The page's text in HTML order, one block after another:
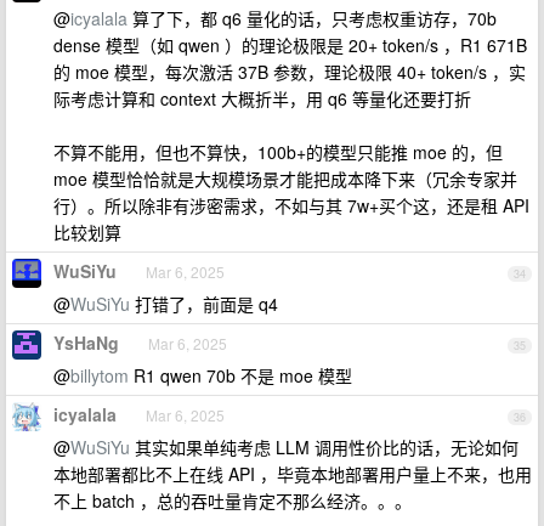
@icyalala 算了下，都 q6 量化的话，只考虑权重访存，70b
dense 模型（如 qwen ）的理论极限是 20+ token/s ，R1 671B
的 moe 模型，每次激活 37B 参数，理论极限 40+ token/s ，实
际考虑计算和 context 大概折半，用 q6 等量化还要打折
不算不能用，但也不算快，100b+的模型只能推 moe 的，但
moe 模型恰恰就是大规模场景才能把成本降下来（冗余专家并
行）。所以除非有涉密需求，不如与其 7w+买个这，还是租 API
比较划算
34
WuSiYu Mar 6, 2025
@WuSiYu 打错了，前面是 q4
35
YsHaNg Mar 6, 2025
@billytom R1 qwen 70b 不是 moe 模型
36
icyalala Mar 6, 2025
@WuSiYu 其实如果单纯考虑 LLM 调用性价比的话，无论如何
本地部署都比不上在线 API ，毕竟本地部署用户量上不来，也用
不上 batch ，总的吞吐量肯定不那么经济。。。